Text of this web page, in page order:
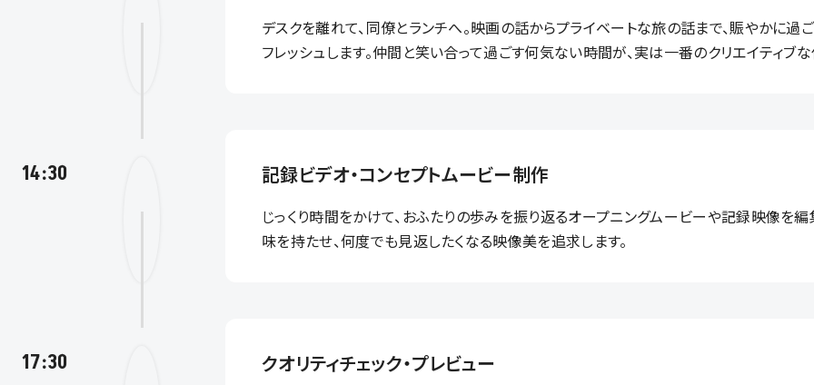
デスクを離れて、同僚とランチへ。映画の話からプライベートな旅の話まで、賑やかに過
フレッシュします。仲間と笑い合って過ごす何気ない時間が、実は一番のクリエイティブな
14:30 記録ビデオ・コンセプトムービー制作
じっくり時間をかけて、おふたりの歩みを振り返るオープニングムービーや記録映像を
味を持たせ、何度でも見返したくなる映像美を追求します。
17:30 クオリティチェック・プレビュー